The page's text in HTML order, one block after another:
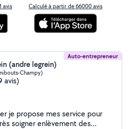
avis Calculé à partir de 66000 avis
Auto-entrepreneur
(andre legrein)
Champy)
avis)
je propose mes service pour
soigner enlèvement des